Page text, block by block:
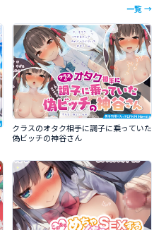
一覧 →
クラスのオタク相手に調子に乗っていた
偽ビッチの神谷さん